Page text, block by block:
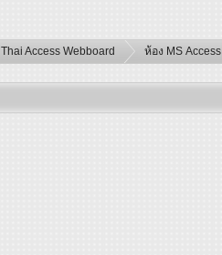
Thai Access Webboard ห้อง MS Access